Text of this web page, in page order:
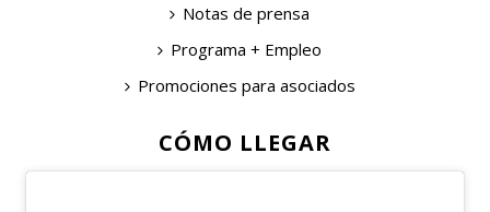
Notas de prensa
Programa + Empleo
Promociones para asociados
CÓMO LLEGAR